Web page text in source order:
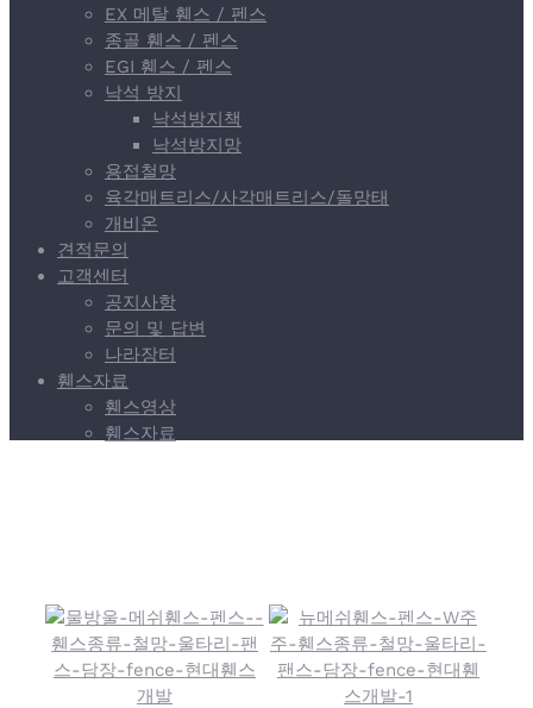
EX 메탈 휀스 / 펜스
종골 휀스 / 펜스
EGI 휀스 / 펜스
낙석 방지
낙석방지책
낙석방지망
용접철망
육각매트리스/사각매트리스/돌망태
개비온
견적문의
고객센터
공지사항
문의 및 답변
나라장터
휀스자료
휀스영상
휀스자료